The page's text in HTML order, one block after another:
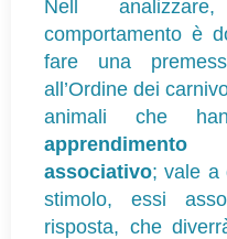
Nell
comportamento è
fare una
all’Ordine dei
animali che
apprendimento
associativo; vale a
stimolo, essi
risposta, che